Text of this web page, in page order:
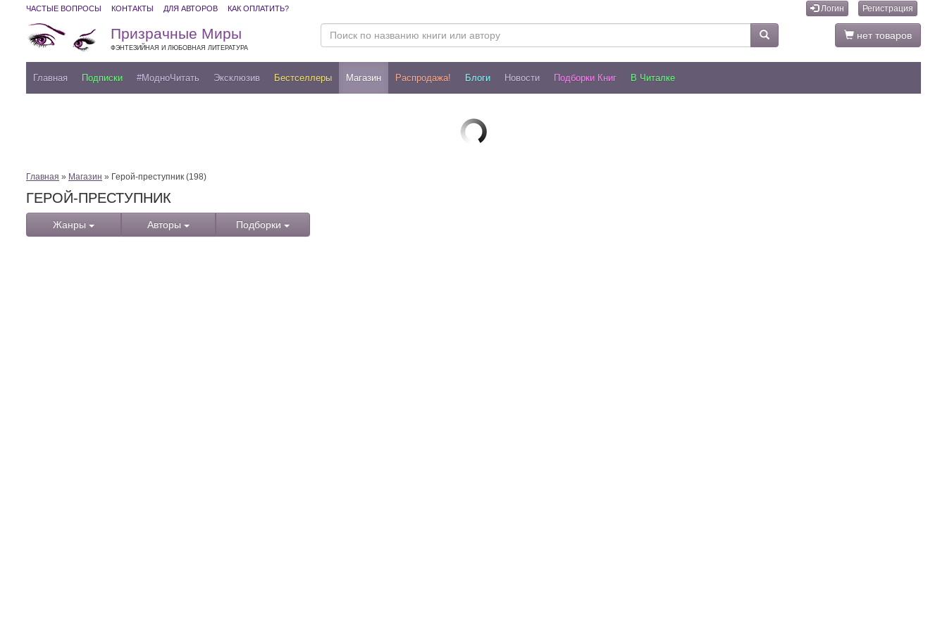
ЧАСТЫЕ ВОПРОСЫ КОНТАКТЫ ДЛЯ АВТОРОВ КАК ОПЛАТИТЬ? Логин Регистрация
Призрачные Миры
ФЭНТЕЗИЙНАЯ И ЛЮБОВНАЯ ЛИТЕРАТУРА
нет товаров
Главная Подписки #МодноЧитать Эксклюзив Бестселлеры Магазин Распродажа! Блоги Новости Подборки Книг В Читалке
Главная » Магазин » Герой-преступник (198)
ГЕРОЙ-ПРЕСТУПНИК
Жанры Авторы Подборки